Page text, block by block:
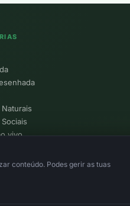
vivo
conteúdo. Podes gerir as tuas